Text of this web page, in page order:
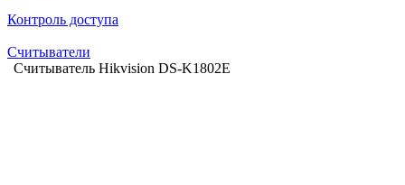
Контроль доступа
Считыватели
Считыватель Hikvision DS-K1802E